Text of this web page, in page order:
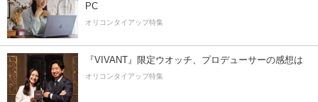
PC
オリコンタイアップ特集
『VIVANT』限定ウオッチ、プロデューサーの感想は
オリコンタイアップ特集